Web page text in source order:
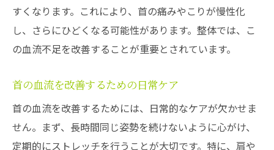
すくなります。これにより、首の痛みやこりが慢性化
し、さらにひどくなる可能性があります。整体では、こ
の血流不足を改善することが重要とされています。
首の血流を改善するための日常ケア
首の血流を改善するためには、日常的なケアが欠かせま
せん。まず、長時間同じ姿勢を続けないように心がけ、
定期的にストレッチを行うことが大切です。特に、肩や